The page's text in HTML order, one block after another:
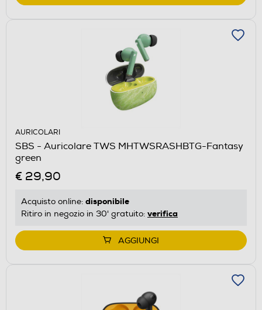
AURICOLARI
SBS - Auricolare TWS MHTWSRASHBTG-Fantasy
green
€ 29,90
Acquisto online: disponibile
Ritiro in negozio in 30' gratuito: verifica
AGGIUNGI